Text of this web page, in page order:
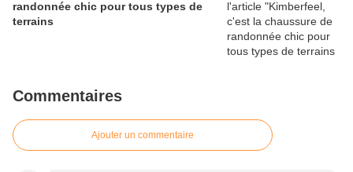
randonnée chic pour tous types de
terrains
Commentaires
Ajouter un commentaire